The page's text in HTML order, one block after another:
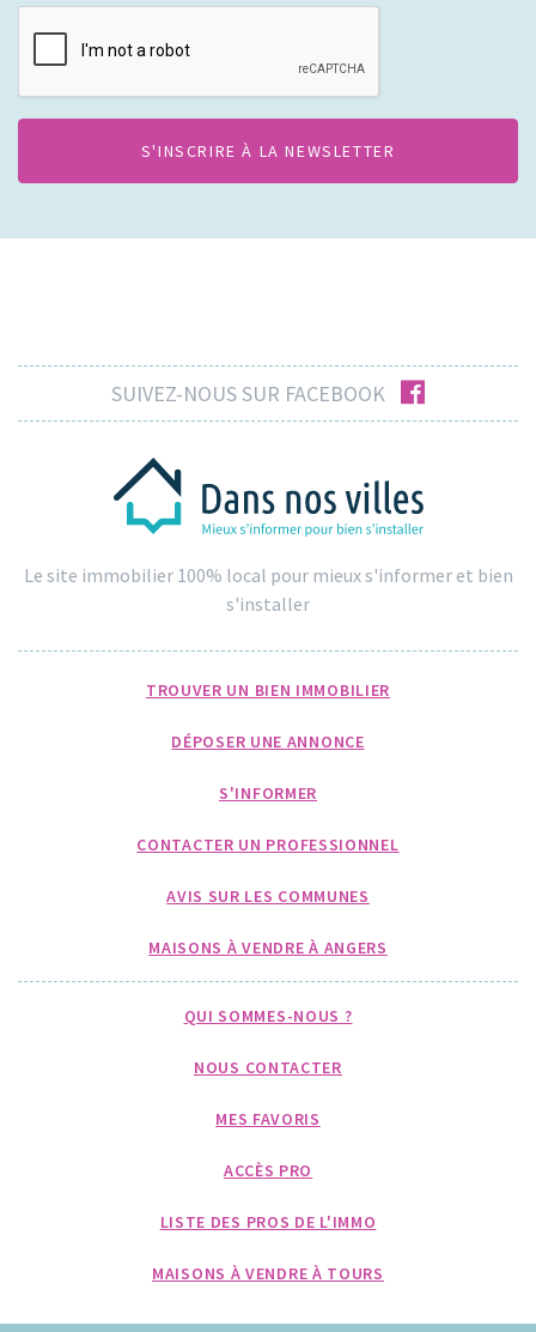
CAPTCHA
SUIVEZ-NOUS SUR FACEBOOK facebook
Le site immobilier 100% local pour mieux s'informer et bien
s'installer
TROUVER UN BIEN IMMOBILIER
DÉPOSER UNE ANNONCE
S'INFORMER
CONTACTER UN PROFESSIONNEL
AVIS SUR LES COMMUNES
MAISONS À VENDRE À ANGERS
QUI SOMMES-NOUS ?
NOUS CONTACTER
MES FAVORIS
ACCÈS PRO
LISTE DES PROS DE L'IMMO
MAISONS À VENDRE À TOURS